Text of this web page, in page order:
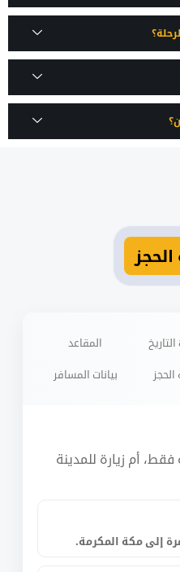
المقاعد
بيانات المسافر
أم زيارة للمدينة
إلى مكة المكرمة.